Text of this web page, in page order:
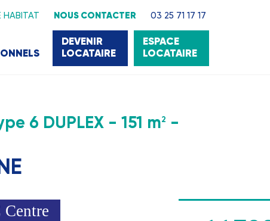
HABITAT NOUS CONTACTER 03 25 71 17 17
DEVENIR
LOCATAIRE
ESPACE
LOCATAIRE
6 DUPLEX - 151 m2
-